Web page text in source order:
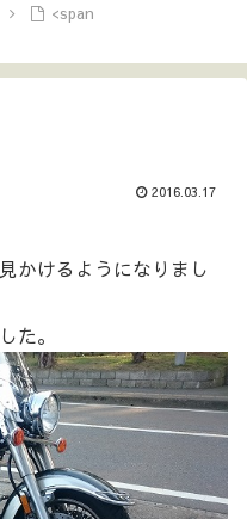
<span
2016.03.17
かけるようになりまし
た。